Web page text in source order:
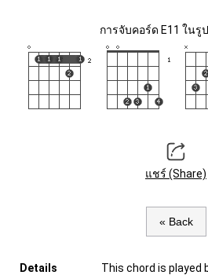
การจับคอร์ด E11 ในรู
แชร์ (Share)
« Back
Details
This chord is played